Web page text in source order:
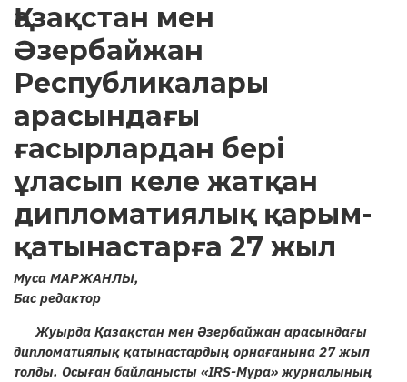
TO
“ARMENIFY”
THEM
Қазақстан мен
Әзербайжан
Республикалары
арасындағы
ғасырлардан бері
ұласып келе жатқан
дипломатиялық қарым-
қатынастарға 27 жыл
Муса МАРЖАНЛЫ,
Бас редактор
Жуырда Қазақстан мен Әзербайжан арасындағы
дипломатиялық қатынастардың орнағанына 27 жыл
толды. Осыған байланысты «IRS-Мұра» журналының